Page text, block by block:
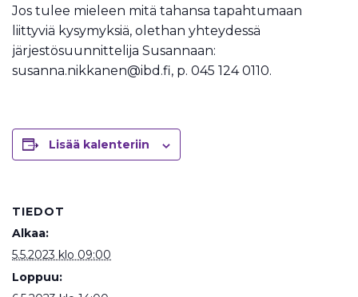
Jos tulee mieleen mitä tahansa tapahtumaan
liittyviä kysymyksiä, olethan yhteydessä
järjestösuunnittelija Susannaan:
susanna.nikkanen@ibd.fi, p. 045 124 0110.
Lisää kalenteriin
TIEDOT
Alkaa:
5.5.2023 klo 09:00
Loppuu: